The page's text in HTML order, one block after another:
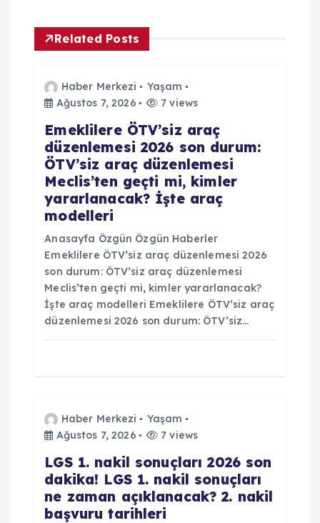
m
e
Related Posts
Haber Merkezi
Yaşam
Ağustos 7, 2026
7 views
Emeklilere ÖTV’siz araç
düzenlemesi 2026 son durum:
ÖTV’siz araç düzenlemesi
Meclis’ten geçti mi, kimler
yararlanacak? İşte araç
modelleri
Anasayfa Özgün Özgün Haberler
Emeklilere ÖTV’siz araç düzenlemesi 2026
son durum: ÖTV’siz araç düzenlemesi
Meclis’ten geçti mi, kimler yararlanacak?
İşte araç modelleri Emeklilere ÖTV’siz araç
düzenlemesi 2026 son durum: ÖTV’siz…
Haber Merkezi
Yaşam
Ağustos 7, 2026
7 views
LGS 1. nakil sonuçları 2026 son
dakika! LGS 1. nakil sonuçları
ne zaman açıklanacak? 2. nakil
başvuru tarihleri